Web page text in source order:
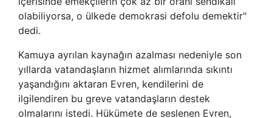
olabiliyorsa, o ülkede demokrasi defolu demektir"
dedi.
Kamuya ayrılan kaynağın azalması nedeniyle son
yıllarda vatandaşların hizmet alımlarında sıkıntı
yaşandığını aktaran Evren, kendilerini de
ilgilendiren bu greve vatandaşların destek
olmalarını istedi. Hükümete de seslenen Evren,